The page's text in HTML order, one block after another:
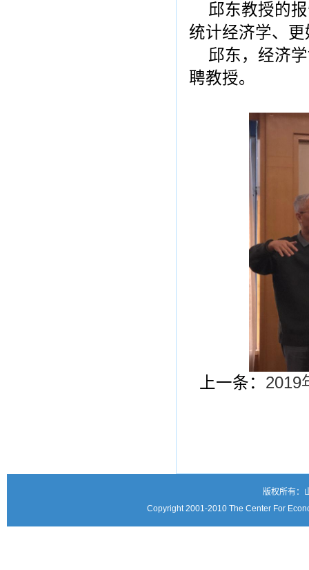
邱东教授的
统计经济学、
邱东，经济
聘教授。
上一条： 2019
版权所有：
Copyright 2001-2010 The Center For